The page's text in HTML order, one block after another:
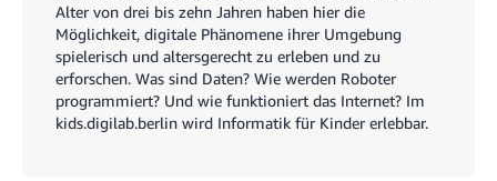
Alter von drei bis zehn Jahren haben hier die
Möglichkeit, digitale Phänomene ihrer Umgebung
spielerisch und altersgerecht zu erleben und zu
erforschen. Was sind Daten? Wie werden Roboter
programmiert? Und wie funktioniert das Internet? Im
kids.digilab.berlin wird Informatik für Kinder erlebbar.